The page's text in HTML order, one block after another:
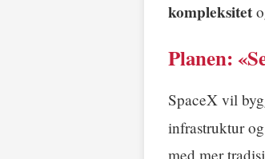
kompleksitet
Planen:
SpaceX vil
infrastruktur
med mer